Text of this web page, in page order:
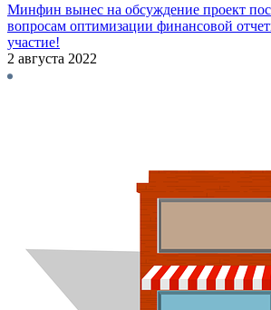
Минфин вынес на обсуждение проект
вопросам оптимизации финансовой
участие!
2 августа 2022